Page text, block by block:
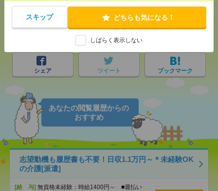
スキップ どちらも気になる！
しばらく表示しない
気になる！ 電話応募
シェア ツイート ブックマーク
あなたの閲覧履歴からの
おすすめ
志望動機も履歴書も不要！日収1.1万円～＊未経験OK
の介護[派遣]
[給 与] 無資格未経験：時給1400円～ ■週払い